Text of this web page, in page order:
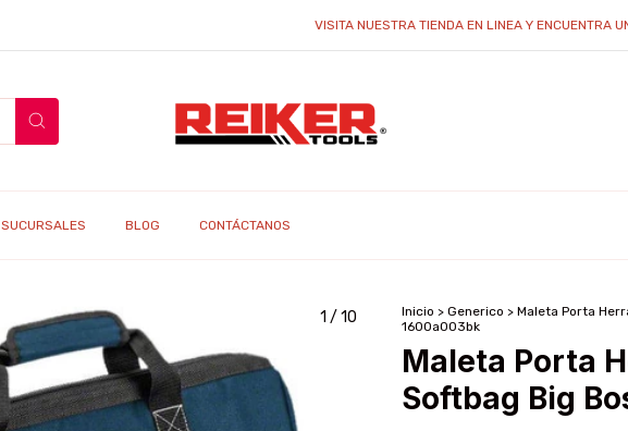
VISITA NUESTRA TIENDA EN LINEA Y ENCUENTRA UNA
SUCURSALES BLOG CONTÁCTANOS
1 / 10 Inicio > Generico > Maleta Porta
1600a003bk
Maleta Porta
Softbag Big